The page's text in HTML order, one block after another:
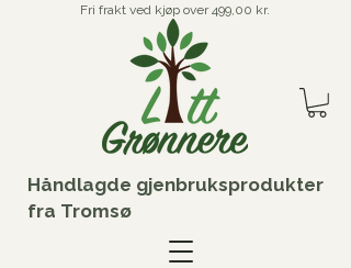
Fri frakt ved kjøp over 499,00 kr.
Håndlagde gjenbruksprodukter
fra Tromsø